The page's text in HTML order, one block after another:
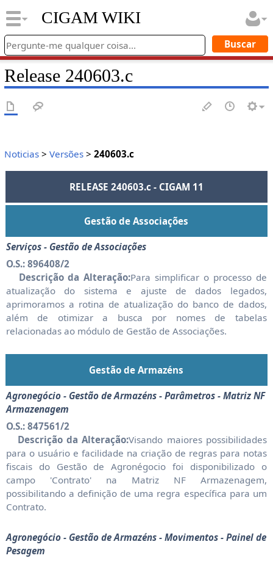
CIGAM WIKI
Release 240603.c
Noticias> Versões> 240603.c
RELEASE 240603.c - CIGAM 11
Gestão de Associações
Serviços - Gestão de Associações
O.S.: 896408/2
Descrição da Alteração:Para simplificar o processo de
atualização do sistema e ajuste de dados legados,
aprimoramos a rotina de atualização do banco de dados,
além de otimizar a busca por nomes de tabelas
relacionadas ao módulo de Gestão de Associações.
Gestão de Armazéns
Agronegócio - Gestão de Armazéns - Parâmetros - Matriz NF
Armazenagem
O.S.: 847561/2
Descrição da Alteração:Visando maiores possibilidades
para o usuário e facilidade na criação de regras para notas
fiscais do Gestão de Agronégocio foi disponibilizado o
campo 'Contrato' na Matriz NF Armazenagem,
possibilitando a definição de uma regra específica para um
Contrato.
Agronegócio - Gestão de Armazéns - Movimentos - Painel de
Pesagem